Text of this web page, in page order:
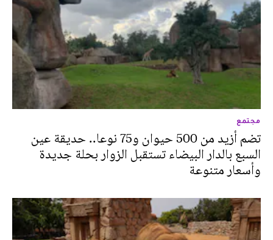
مجتمع
تضم أزيد من 500 حيوان و75 نوعا.. حديقة عين
السبع بالدار البيضاء تستقبل الزوار بحلة جديدة
وأسعار متنوعة